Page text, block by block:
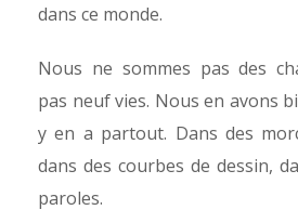
dans ce monde.
Nous ne sommes pas des
pas neuf vies. Nous en avons
y en a partout. Dans des
dans des courbes de dessin,
paroles.